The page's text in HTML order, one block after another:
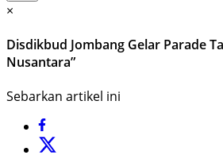
×
Disdikbud Jombang Gelar Parade
Nusantara”
Sebarkan artikel ini